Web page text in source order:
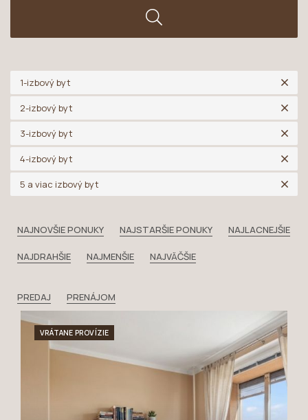
1-izbový byt
2-izbový byt
3-izbový byt
4-izbový byt
5 a viac izbový byt
NAJNOVŠIE PONUKY NAJSTARŠIE PONUKY NAJLACNEJŠIE
NAJDRAHŠIE NAJMENŠIE NAJVÄČŠIE
PREDAJ PRENÁJOM
VRÁTANE PROVÍZIE